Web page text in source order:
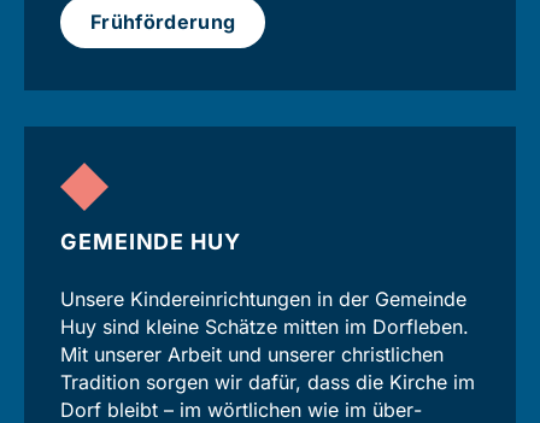
Frühförderung
GEMEINDE HUY
Unsere Kinder­einrichtungen in der Gemeinde
Huy sind kleine Schätze mitten im Dorfleben.
Mit unserer Arbeit und unserer christ­lichen
Tradition sorgen wir dafür, dass die Kirche im
Dorf bleibt – im wört­lichen wie im über­